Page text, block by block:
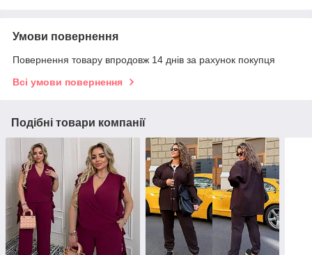
Умови повернення
Повернення товару впродовж 14 днів за рахунок покупця
Всі умови повернення
Подібні товари компанії